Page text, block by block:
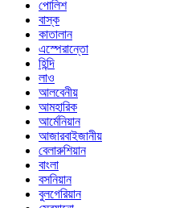
পোলিশ
বাস্ক
কাতালান
এস্পেরান্তো
হিন্দি
লাও
আলবেনীয়
আমহারিক
আর্মেনিয়ান
আজারবাইজানীয়
বেলারুশিয়ান
বাংলা
বসনিয়ান
বুলগেরিয়ান